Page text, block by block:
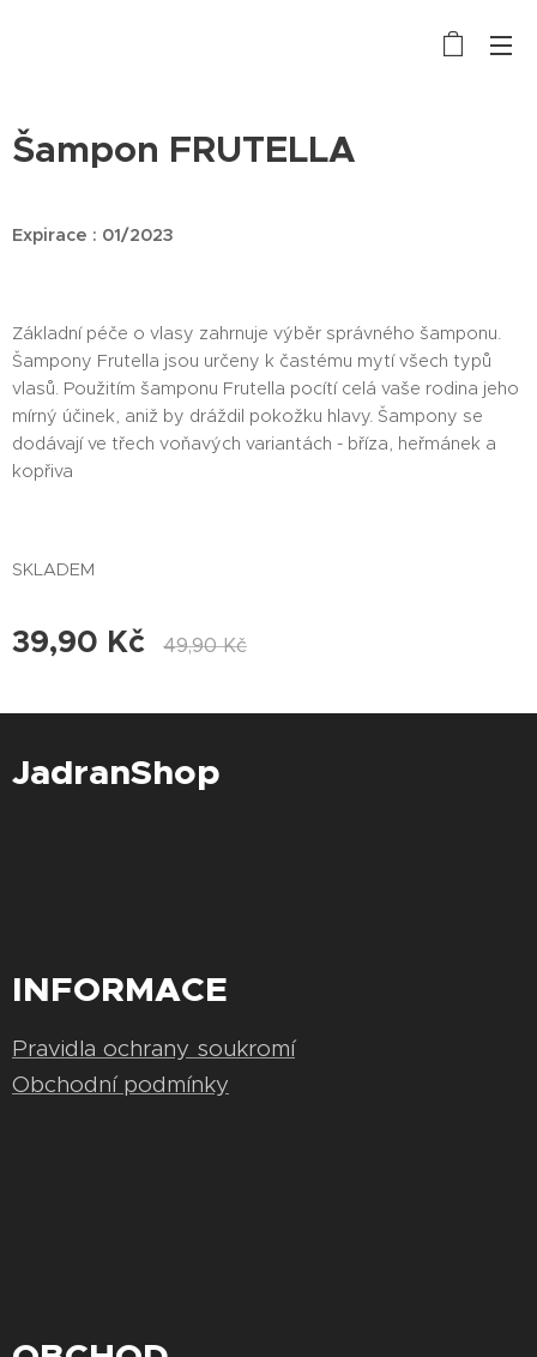
Šampon FRUTELLA
Expirace : 01/2023
Základní péče o vlasy zahrnuje výběr správného šamponu.
Šampony Frutella jsou určeny k častému mytí všech typů
vlasů. Použitím šamponu Frutella pocítí celá vaše rodina jeho
mírný účinek, aniž by dráždil pokožku hlavy. Šampony se
dodávají ve třech voňavých variantách - bříza, heřmánek a
kopřiva
SKLADEM
39,90 Kč 49,90Kč
JadranShop
INFORMACE
Pravidla ochrany soukromí
Obchodní podmínky